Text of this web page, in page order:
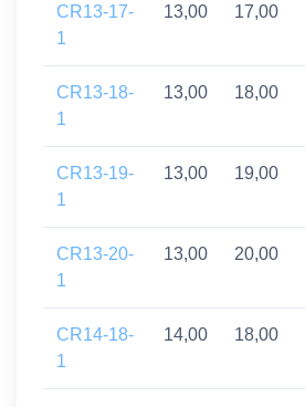
CR13-17-
1
13,00 17,00
CR13-18-
1
13,00 18,00
CR13-19-
1
13,00 19,00
CR13-20-
1
13,00 20,00
CR14-18-
1
14,00 18,00